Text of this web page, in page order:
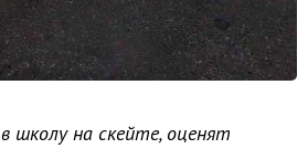
школу на скейте, оценят